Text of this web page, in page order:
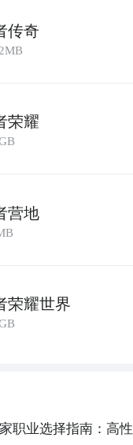
传奇
荣耀
营地
荣耀世界
职业选择指南：高